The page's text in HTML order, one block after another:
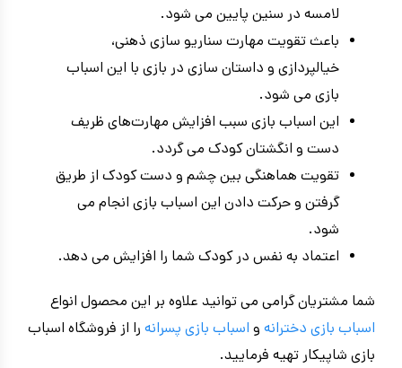
لامسه در سنین پایین می شود.
باعث تقویت مهارت سناریو سازی ذهنی،
خیالپردازی و داستان سازی در بازی با این اسباب
بازی می شود.
این اسباب بازی سبب افزایش مهارت‌های ظریف
دست و انگشتان کودک می گردد.
تقویت هماهنگی بین چشم و دست کودک از طریق
گرفتن و حرکت دادن این اسباب بازی انجام می
شود.
اعتماد به نفس در کودک شما را افزایش می دهد.
شما مشتریان گرامی می توانید علاوه بر این محصول انواع
اسباب بازی دخترانه و اسباب بازی پسرانه را از فروشگاه اسباب
بازی شاپیکار تهیه فرمایید.